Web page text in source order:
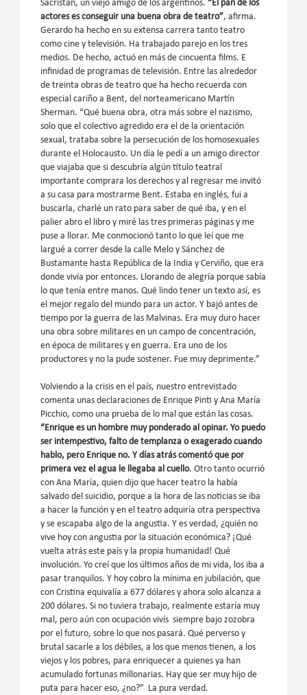
Sacristán, un viejo amigo de los argentinos. “El pan de los
actores es conseguir una buena obra de teatro”, afirma.
Gerardo ha hecho en su extensa carrera tanto teatro
como cine y televisión. Ha trabajado parejo en los tres
medios. De hecho, actuó en más de cincuenta films. E
infinidad de programas de televisión. Entre las alrededor
de treinta obras de teatro que ha hecho recuerda con
especial cariño a Bent, del norteamericano Martín
Sherman. “Qué buena obra, otra más sobre el nazismo,
solo que el colectivo agredido era el de la orientación
sexual, trataba sobre la persecución de los homosexuales
durante el Holocausto. Un día le pedí a un amigo director
que viajaba que si descubría algún título teatral
importante comprara los derechos y al regresar me invitó
a su casa para mostrarme Bent. Estaba en inglés, fui a
buscarla, charlé un rato para saber de qué iba, y en el
palier abro el libro y miré las tres primeras páginas y me
puse a llorar. Me conmocionó tanto lo que leí que me
largué a correr desde la calle Melo y Sánchez de
Bustamante hasta República de la India y Cerviño, que era
donde vivía por entonces. Llorando de alegría porque sabía
lo que tenía entre manos. Qué lindo tener un texto así, es
el mejor regalo del mundo para un actor. Y bajó antes de
tiempo por la guerra de las Malvinas. Era muy duro hacer
una obra sobre militares en un campo de concentración,
en época de militares y en guerra. Era uno de los
productores y no la pude sostener. Fue muy deprimente.”
Volviendo a la crisis en el país, nuestro entrevistado
comenta unas declaraciones de Enrique Pinti y Ana María
Picchio, como una prueba de lo mal que están las cosas.
“Enrique es un hombre muy ponderado al opinar. Yo puedo
ser intempestivo, falto de templanza o exagerado cuando
hablo, pero Enrique no. Y días atrás comentó que por
primera vez el agua le llegaba al cuello. Otro tanto ocurrió
con Ana María, quien dijo que hacer teatro la había
salvado del suicidio, porque a la hora de las noticias se iba
a hacer la función y en el teatro adquiría otra perspectiva
y se escapaba algo de la angustia. Y es verdad, ¿quién no
vive hoy con angustia por la situación económica? ¡Qué
vuelta atrás este país y la propia humanidad! Qué
involución. Yo creí que los últimos años de mi vida, los iba a
pasar tranquilos. Y hoy cobro la mínima en jubilación, que
con Cristina equivalía a 677 dólares y ahora solo alcanza a
200 dólares. Si no tuviera trabajo, realmente estaría muy
mal, pero aún con ocupación vivís siempre bajo zozobra
por el futuro, sobre lo que nos pasará. Qué perverso y
brutal sacarle a los débiles, a los que menos tienen, a los
viejos y los pobres, para enriquecer a quienes ya han
acumulado fortunas millonarias. Hay que ser muy hijo de
puta para hacer eso, ¿no?” La pura verdad.